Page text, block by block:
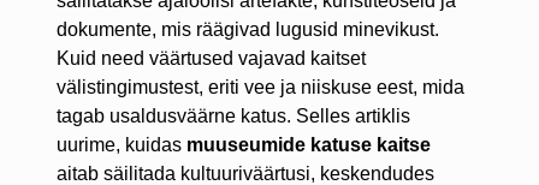
dokumente, mis räägivad lugusid minevikust.
Kuid need väärtused vajavad kaitset
välistingimustest, eriti vee ja niiskuse eest, mida
tagab usaldusväärne katus. Selles artiklis
uurime, kuidas muuseumide katuse kaitse
aitab säilitada kultuuriväärtusi, keskendudes